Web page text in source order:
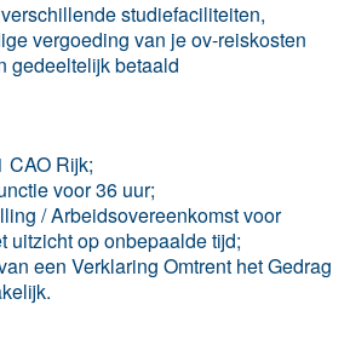
studiefaciliteiten,
vergoeding van je ov-reiskosten
gedeeltelijk betaald
CAO Rijk;
voor 36 uur;
/ Arbeidsovereenkomst voor
uitzicht op onbepaalde tijd;
een Verklaring Omtrent het Gedrag